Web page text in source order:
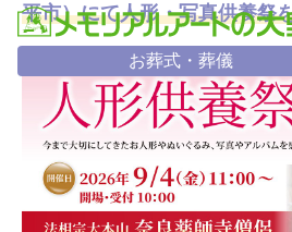
お葬式・葬儀
平市）にて人形・写真供養祭